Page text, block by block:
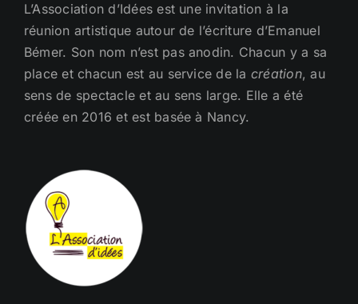
L’Association d’Idées est une invitation à la
réunion artistique autour de l’écriture d’Emanuel
Bémer. Son nom n’est pas anodin. Chacun y a sa
place et chacun est au service de la création, au
sens de spectacle et au sens large. Elle a été
créée en 2016 et est basée à Nancy.